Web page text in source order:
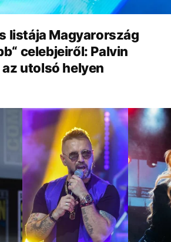
listája Magyarország
celebjeiről: Palvin
utolsó helyen